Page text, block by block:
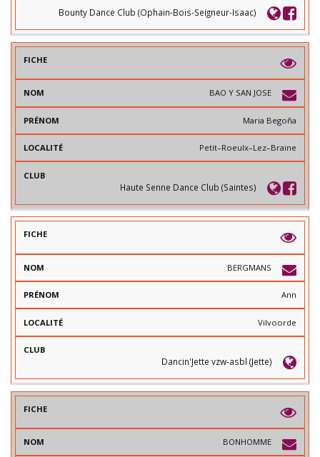
Bounty Dance Club (Ophain-Bois-Seigneur-Isaac)
BAO Y SAN JOSE
Maria Begoña
Petit–Roeulx–Lez–Braine
Haute Senne Dance Club (Saintes)
BERGMANS
Ann
Vilvoorde
Dancin'Jette vzw-asbl (Jette)
BONHOMME